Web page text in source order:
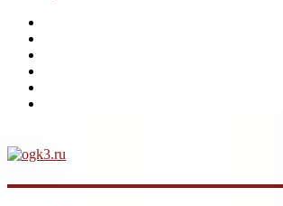
ogk3.ru